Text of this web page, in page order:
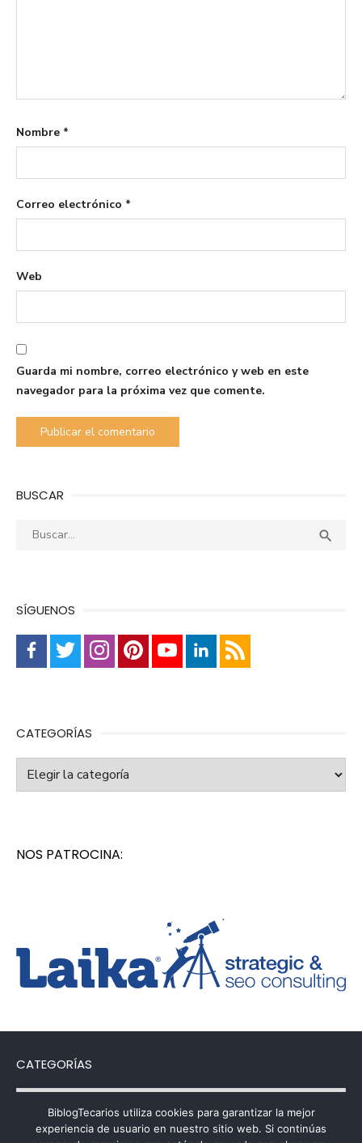
Nombre *
Correo electrónico *
Web
Guarda mi nombre, correo electrónico y web en este
navegador para la próxima vez que comente.
BUSCAR
Buscar: 
SÍGUENOS
CATEGORÍAS
Categorías
NOS PATROCINA:
CATEGORÍAS
Categorías
BiblogTecarios utiliza cookies para garantizar la mejor
experiencia de usuario en nuestro sitio web. Si continúas